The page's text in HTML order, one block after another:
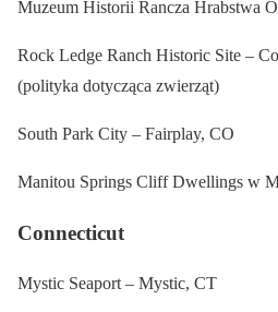
Muzeum Historii Rancza Hrabstwa
Rock Ledge Ranch Historic Site –
(polityka dotycząca zwierząt)
South Park City – Fairplay, CO
Manitou Springs Cliff Dwellings w
Connecticut
Mystic Seaport – Mystic, CT